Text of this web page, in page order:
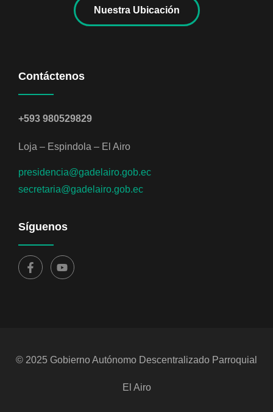
Nuestra Ubicación
Contáctenos
+593 980529829
Loja – Espindola – El Airo
presidencia@gadelairo.gob.ec
secretaria@gadelairo.gob.ec
Síguenos
© 2025 Gobierno Autónomo Descentralizado Parroquial
El Airo